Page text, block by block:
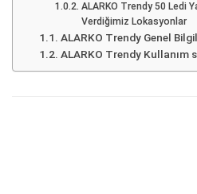
ALARKO Trendy 50 Ledi
Verdiğimiz Lokasyonlar
ALARKO Trendy Genel
ALARKO Trendy Kullanım